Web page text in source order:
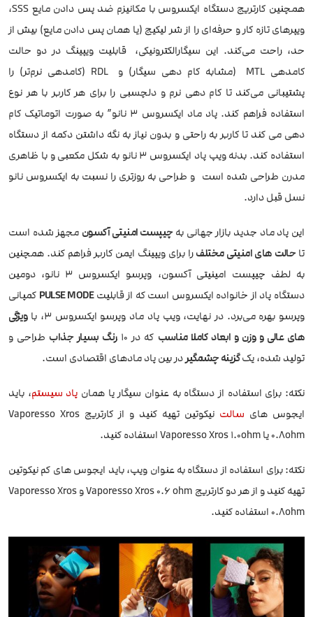
همچنین کارتریج دستگاه ایکسروس با مکانیزم ضد پس دادن مایع SSS،
ویپرهای تازه کار و حرفه‌ای را از شر لیکیج (یا همان پس دادن مایع) بیش از
حد، راحت می‌کند. این سیگارالکترونیکی، قابلیت ویپینگ در دو حالت
کامدهی MTL (مشابه کام دهی سیگار) و RDL (کامدهی نرم‌تر) را
پشتیبانی می‌کند تا کام دهی نرم و دلچسبی را برای هر کاربر با هر نوع
استفاده فراهم کند. پاد ماد ایکسروس 3 نانو” به صورت اتوماتیک کام
دهی می کند تا کاربر به راحتی و بدون نیاز به نگه داشتن دکمه از دستگاه
استفاده کند. بدنه ویپ پاد ایکسروس 3 نانو به شکل مکعبی و با ظاهری
مدرن طراحی شده است و طراحی به روزتری را نسبت به ایکسروس نانو
نسل قبل دارد.
این پاد ماد جدید بازار جهانی بهچیپست امنیتی آکسون مجهز شده است
تاحالت های امنیتی مختلفرا برای ویپینگ ایمن کاربر فراهم کند. همچنین
به لطف چیپست امینیتی آکسون، وپرسو ایکسروس 3 نانو، دومین
دستگاه پاد از خانواده ایکسروس است که از قابلیتPULSE MODE کمپانی
وپرسو بهره می‌برد. در نهایت، ویپ پاد ماد وپرسو ایکسروس 3، با
ویژگی
های عالی و وزن و ابعاد کاملا مناسب که در 10 رنگ بسیار جذاب طراحی و
تولید شده، یکگزینه چشمگیردر بین پاد مادهای اقتصادی است.
نکته: برای استفاده از دستگاه به عنوان سیگار یا همان پاد سیستم، باید
ایجوس های سالت
نیکوتین تهیه کنید و از کارتریج Vaporesso Xros
0.8ohm یا Vaporesso Xros 1.0ohm استفاده کنید.
نکته: برای استفاده از دستگاه به عنوان ویپ، باید ایجوس های کم نیکوتین
تهیه کنید و از هر دو کارتریج Vaporesso Xros 0.6 ohm و Vaporesso Xros
0.8ohm استفاده کنید.